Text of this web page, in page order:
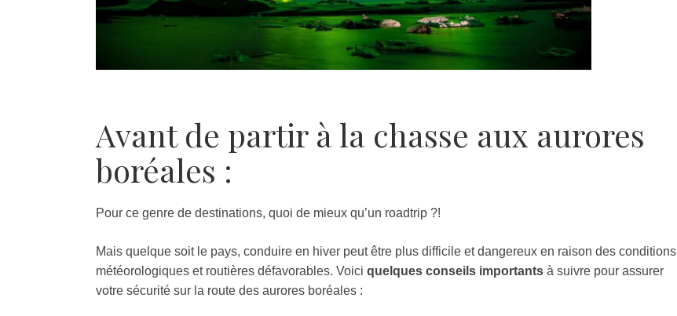
Avant de partir à la chasse aux aurores
boréales :
Pour ce genre de destinations, quoi de mieux qu’un roadtrip ?!
Mais quelque soit le pays, conduire en hiver peut être plus difficile et dangereux en raison des conditions
météorologiques et routières défavorables. Voici quelques conseils importants à suivre pour assurer
votre sécurité sur la route des aurores boréales :